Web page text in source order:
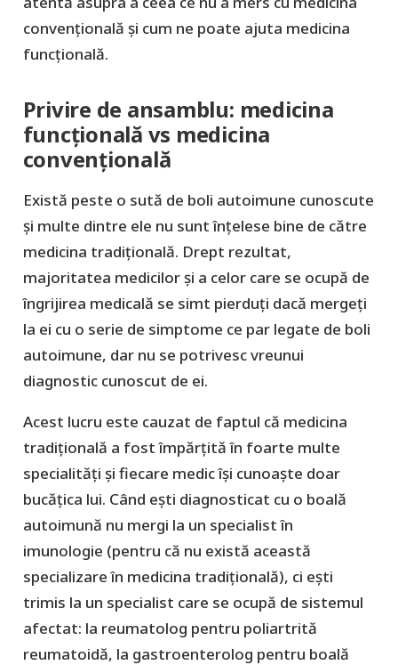
convențională și cum ne poate ajuta medicina
funcțională.
Privire de ansamblu: medicina
funcțională vs medicina
convențională
Există peste o sută de boli autoimune cunoscute
și multe dintre ele nu sunt înțelese bine de către
medicina tradițională. Drept rezultat,
majoritatea medicilor și a celor care se ocupă de
îngrijirea medicală se simt pierduți dacă mergeți
la ei cu o serie de simptome ce par legate de boli
autoimune, dar nu se potrivesc vreunui
diagnostic cunoscut de ei.
Acest lucru este cauzat de faptul că medicina
tradițională a fost împărțită în foarte multe
specialități și fiecare medic își cunoaște doar
bucățica lui. Când ești diagnosticat cu o boală
autoimună nu mergi la un specialist în
imunologie (pentru că nu există această
specializare în medicina tradițională), ci ești
trimis la un specialist care se ocupă de sistemul
afectat: la reumatolog pentru poliartrită
reumatoidă, la gastroenterolog pentru boală